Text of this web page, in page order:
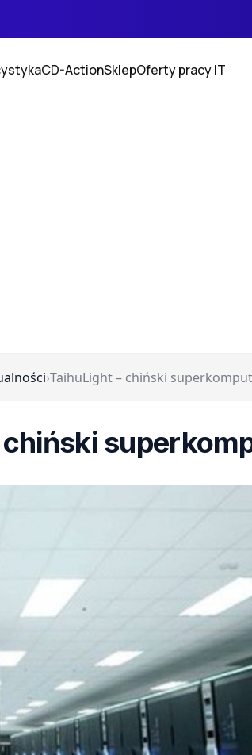
CD-ActionSklepOferty pracy IT
›TaihuLight – chiński
chiński